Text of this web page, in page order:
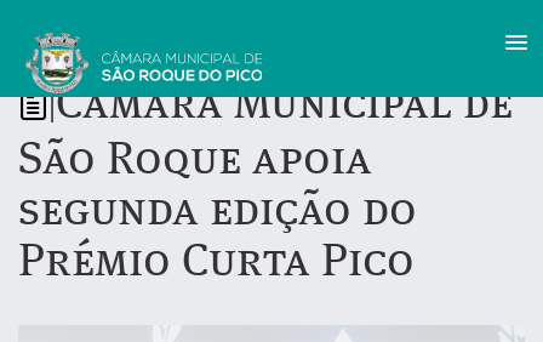
Câmara Municipal de
São Roque apoia
segunda edição do
Prémio Curta Pico